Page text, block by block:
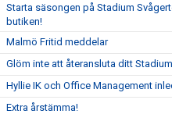
Starta säsongen på Stadium
butiken!
Malmö Fritid meddelar
Glöm inte att återansluta ditt
Hyllie IK och Office Management
Extra årstämma!